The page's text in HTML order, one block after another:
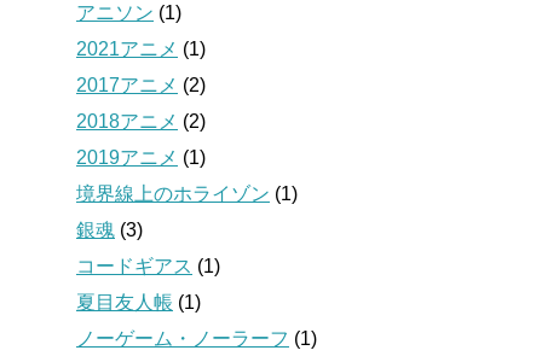
アニソン (1)
2021アニメ (1)
2017アニメ (2)
2018アニメ (2)
2019アニメ (1)
境界線上のホライゾン (1)
銀魂 (3)
コードギアス (1)
夏目友人帳 (1)
ノーゲーム・ノーラーフ (1)